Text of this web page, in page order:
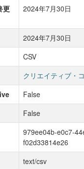
更
2024年7月30日
2024年7月30日
CSV
クリエイティブ・
False
False
979ee04b-e0c7-
f02d33814e26
text/csv